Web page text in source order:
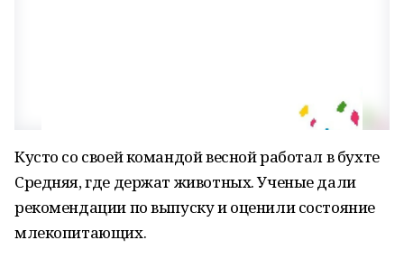
Кусто со своей командой весной работал в бухте
Средняя, где держат животных. Ученые дали
рекомендации по выпуску и оценили состояние
млекопитающих.